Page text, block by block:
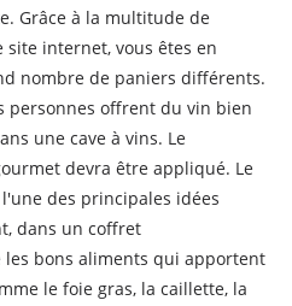
Grâce à la multitude de
internet, vous êtes en
nombre de paniers différents.
personnes offrent du vin bien
une cave à vins. Le
devra être appliqué. Le
des principales idées
dans un coffret
bons aliments qui apportent
le foie gras, la caillette, la